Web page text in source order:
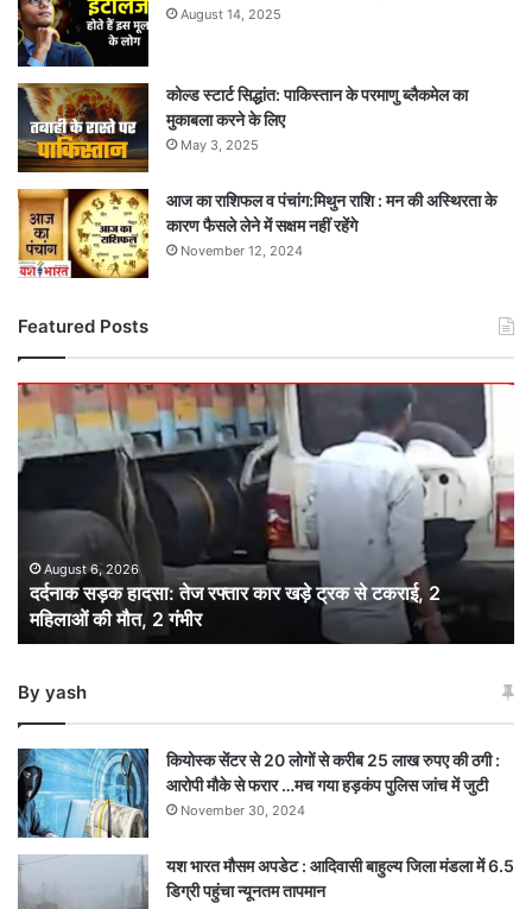
August 14, 2025
कोल्ड स्टार्ट सिद्धांत: पाकिस्तान के परमाणु ब्लैकमेल का
मुकाबला करने के लिए
May 3, 2025
आज का राशिफल व पंचांग:मिथुन राशि : मन की अस्थिरता के
कारण फैसले लेने में सक्षम नहीं रहेंगे
November 12, 2024
Featured Posts
दर्दनाक
हादसा:
तेज
कार
ट्रक
टकराई,
2
की
गंभीर
August 6, 2026
दर्दनाक सड़क हादसा: तेज रफ्तार कार खड़े ट्रक से टकराई, 2
महिलाओं की मौत, 2 गंभीर
By yash
कियोस्क सेंटर से 20 लोगों से करीब 25 लाख रुपए की ठगी :
आरोपी मौके से फरार …मच गया हड़कंप पुलिस जांच में जुटी
November 30, 2024
यश भारत मौसम अपडेट : आदिवासी बाहुल्य जिला मंडला में 6.5
डिग्री पहुंचा न्यूनतम तापमान